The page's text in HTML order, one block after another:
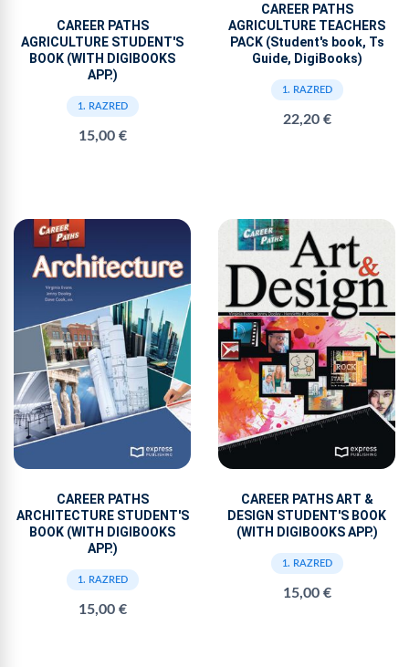
CAREER PATHS
AGRICULTURE STUDENT'S
BOOK (WITH DIGIBOOKS
APP.)
1. RAZRED
15,00 €
CAREER PATHS
AGRICULTURE TEACHERS
PACK (Student's book, Ts
Guide, DigiBooks)
1. RAZRED
22,20 €
CAREER PATHS
ARCHITECTURE STUDENT'S
BOOK (WITH DIGIBOOKS
APP.)
1. RAZRED
15,00 €
CAREER PATHS ART &
DESIGN STUDENT'S BOOK
(WITH DIGIBOOKS APP.)
1. RAZRED
15,00 €